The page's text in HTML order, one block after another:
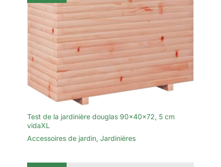
Test de la jardinière douglas 90x40x72, 5 cm
vidaXL
Accessoires de jardin, Jardinières